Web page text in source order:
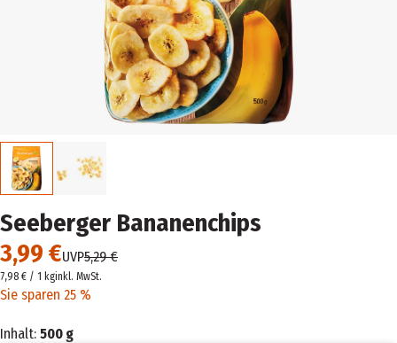
Seeberger Bananenchips
3,99 €UVP5,29 €
7,98 € / 1 kginkl. MwSt.
Sie sparen 25 %
Inhalt: 500 g